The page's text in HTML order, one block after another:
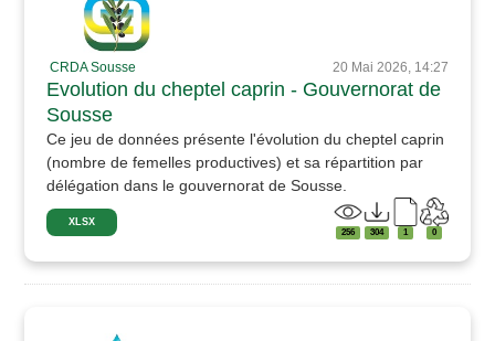
CRDA Sousse 20 Mai 2026, 14:27
Evolution du cheptel caprin - Gouvernorat de
Sousse
Ce jeu de données présente l'évolution du cheptel caprin
(nombre de femelles productives) et sa répartition par
délégation dans le gouvernorat de Sousse.
XLSX
256 304 1 0